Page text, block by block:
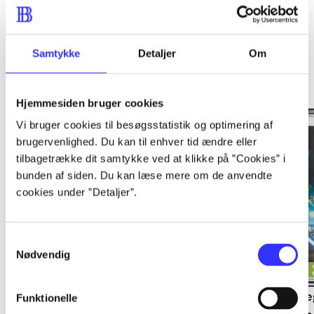
Samtykke Detaljer Om
Hjemmesiden bruger cookies
Vi bruger cookies til besøgsstatistik og optimering af
brugervenlighed. Du kan til enhver tid ændre eller
tilbagetrække dit samtykke ved at klikke på ”Cookies” i
bunden af siden. Du kan læse mere om de anvendte
cookies under ”Detaljer”.
Nødvendig
Funktionelle
Minder om
Lego The lord of the
Transformers - dark of